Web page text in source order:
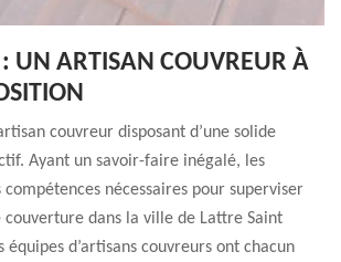
UN ARTISAN COUVREUR À
couvreur disposant d’une solide
Ayant un savoir-faire inégalé, les
nécessaires pour superviser
couverture dans la ville de Lattre Saint
équipes d’artisans couvreurs ont chacun